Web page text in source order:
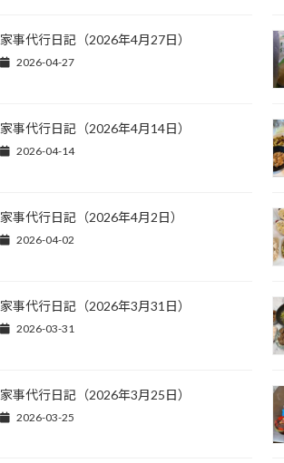
家事代行日記（2026年4月27日）
2026-04-27
家事代行日記（2026年4月14日）
2026-04-14
家事代行日記（2026年4月2日）
2026-04-02
家事代行日記（2026年3月31日）
2026-03-31
家事代行日記（2026年3月25日）
2026-03-25